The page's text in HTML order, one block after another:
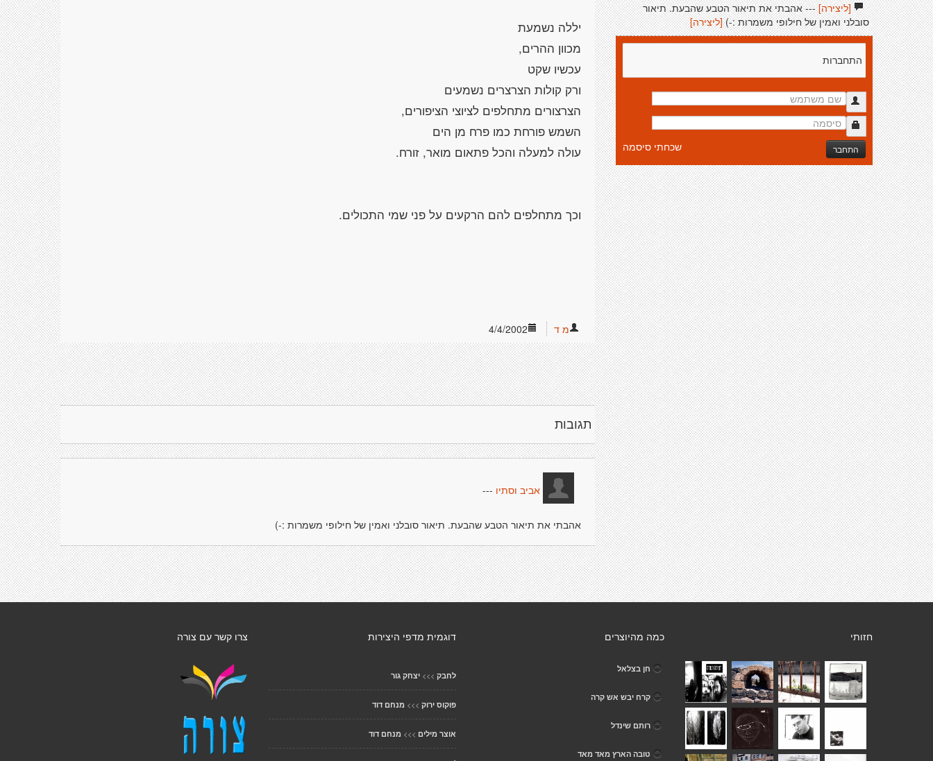
4/4/2002 מ ד
תגובות
אביב וסתיו ---
אהבתי את תיאור הטבע שהבעת. תיאור סובלני ואמין של חילופי משמרות :-)
[ליצירה]--- אהבתי את תיאור הטבע שהבעת. תיאור
סובלני ואמין של חילופי משמרות :-) [ליצירה]
התחברות
התחבר שכחתי סיסמה
צרו קשר עם צורה דוגמית מדפי היצירות
לחבק >>> יצחק גור
פוקוס ירוק >>> מנחם דוד
אוצר מילים >>> מנחם דוד
כמה מהיוצרים
חן בצלאל
קרח יבש אש קרה
רותם שינדל
טובה הארץ מאד מאד
חזותי